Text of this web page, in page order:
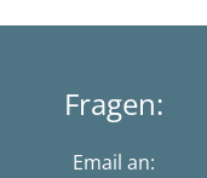
Fragen:
Email an: